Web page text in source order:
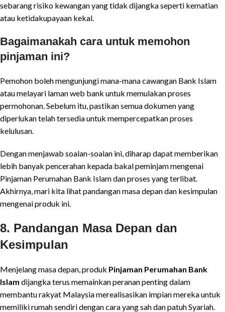
sebarang risiko kewangan yang tidak dijangka seperti kematian
atau ketidakupayaan kekal.
Bagaimanakah cara untuk memohon
pinjaman ini?
Pemohon boleh mengunjungi mana-mana cawangan Bank Islam
atau melayari laman web bank untuk memulakan proses
permohonan. Sebelum itu, pastikan semua dokumen yang
diperlukan telah tersedia untuk mempercepatkan proses
kelulusan.
Dengan menjawab soalan-soalan ini, diharap dapat memberikan
lebih banyak pencerahan kepada bakal peminjam mengenai
Pinjaman Perumahan Bank Islam dan proses yang terlibat.
Akhirnya, mari kita lihat pandangan masa depan dan kesimpulan
mengenai produk ini.
8. Pandangan Masa Depan dan
Kesimpulan
Menjelang masa depan, produk Pinjaman Perumahan Bank
Islam dijangka terus memainkan peranan penting dalam
membantu rakyat Malaysia merealisasikan impian mereka untuk
memiliki rumah sendiri dengan cara yang sah dan patuh Syariah.